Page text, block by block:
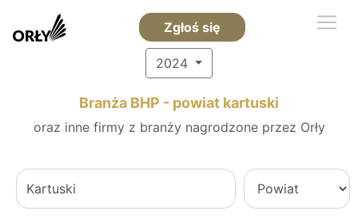
Zgłoś się
2024
Branża BHP - powiat kartuski
oraz inne firmy z branży nagrodzone przez Orły